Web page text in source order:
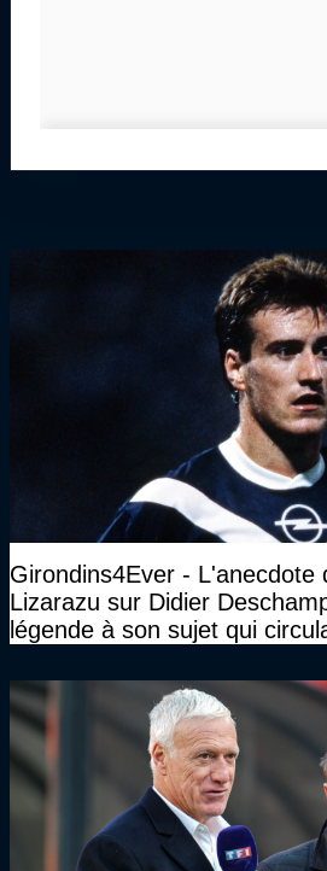
Girondins4Ever - L'anecdote
Lizarazu sur Didier
légende à son sujet qui